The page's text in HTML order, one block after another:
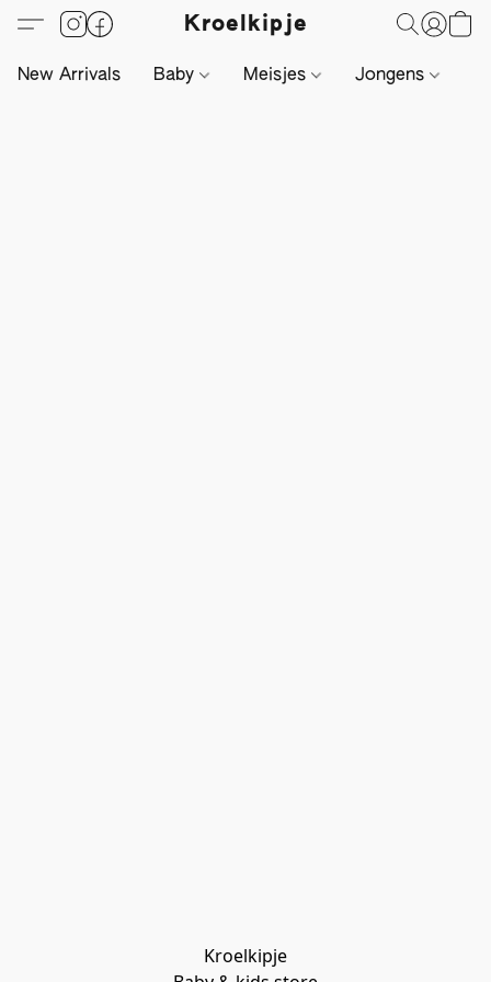
Kroelkipje
New Arrivals Baby Meisjes Jongens
Kroelkipje